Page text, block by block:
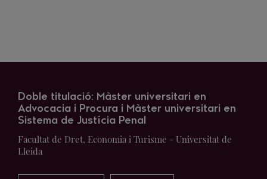
Doble titulació: Màster universitari en
Advocacia i Procura i Màster universitari en
Sistema de Justícia Penal
Facultat de Dret, Economia i Turisme - Universitat de
Lleida